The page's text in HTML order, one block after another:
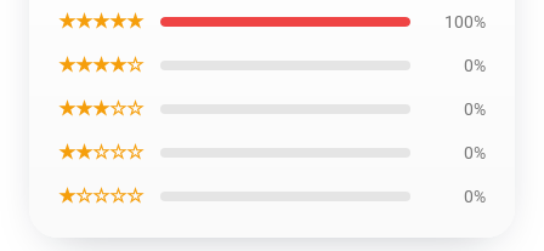
★★★★★ 100%
★★★★☆ 0%
★★★☆☆ 0%
★★☆☆☆ 0%
★☆☆☆☆ 0%